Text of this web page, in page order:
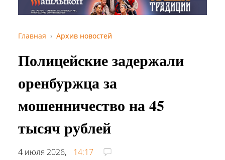
Главная Архив новостей
Полицейские задержали
оренбуржца за
мошенничество на 45
тысяч рублей
4 июля 2026,
14:17